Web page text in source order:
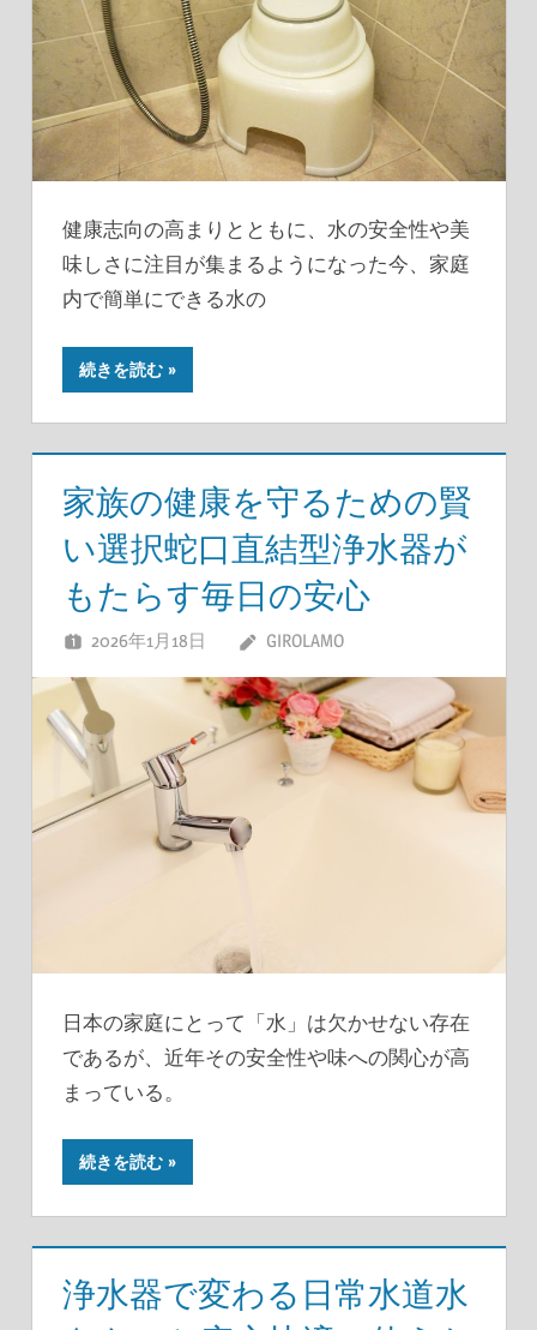
健康志向の高まりとともに、水の安全性や美
味しさに注目が集まるようになった今、家庭
内で簡単にできる水の
続きを読む
家族の健康を守るための賢
い選択蛇口直結型浄水器が
もたらす毎日の安心
2026年1月18日 GIROLAMO
日本の家庭にとって「水」は欠かせない存在
であるが、近年その安全性や味への関心が高
まっている。
続きを読む
浄水器で変わる日常水道水